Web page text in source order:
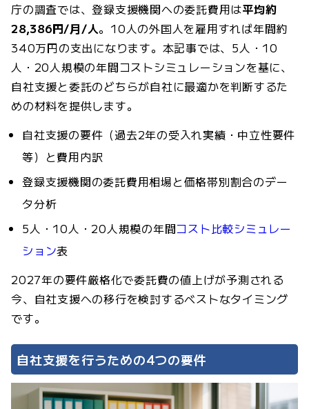
庁の調査では、登録支援機関への委託費用は平均約
28,386円/月/人。10人の外国人を雇用すれば年間約
340万円の支出になります。本記事では、5人・10
人・20人規模の年間コストシミュレーションを基に、
自社支援と委託のどちらが自社に最適かを判断するた
めの材料を提供します。
自社支援の要件（過去2年の受入れ実績・中立性要件
等）と費用内訳
登録支援機関の委託費用相場と価格帯別割合のデー
タ分析
5人・10人・20人規模の年間コスト比較シミュレー
ション表
2027年の要件厳格化で委託費の値上げが予測される
今、自社支援への移行を検討するベストなタイミング
です。
自社支援を行うための4つの要件